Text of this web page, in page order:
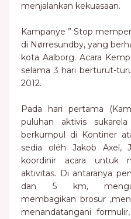
menjalankan kekuasaan.
Kampanye ” Stop
di Nørresundby, yang
kota Aalborg. Acara
selama 3 hari berturut-
2012.
Pada hari pertama
puluhan aktivis
berkumpul di Kontiner
sedia oléh Jakob Axel,
koordinir acara untuk
aktivitas. Di antaranya
dan 5 km,
membagikan brosur
menandatangani